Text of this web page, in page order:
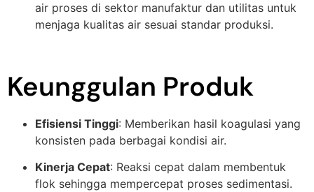
air proses di sektor manufaktur dan utilitas untuk
menjaga kualitas air sesuai standar produksi.
Keunggulan Produk
Efisiensi Tinggi: Memberikan hasil koagulasi yang
konsisten pada berbagai kondisi air.
Kinerja Cepat: Reaksi cepat dalam membentuk
flok sehingga mempercepat proses sedimentasi.